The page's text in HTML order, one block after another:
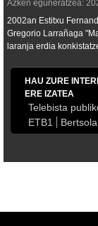
Azken eguneratzea:
2002an Estitxu
Gregorio Larrañaga
laranja erdia
HAU ZURE
ERE IZATEA
Telebista
ETB1